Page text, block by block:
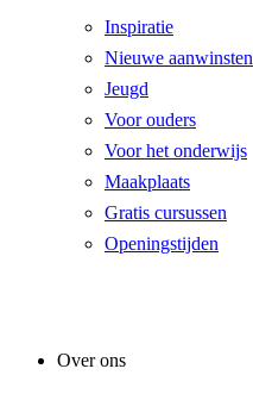
Inspiratie
Nieuwe aanwinsten
Jeugd
Voor ouders
Voor het onderwijs
Maakplaats
Gratis cursussen
Openingstijden
Over ons